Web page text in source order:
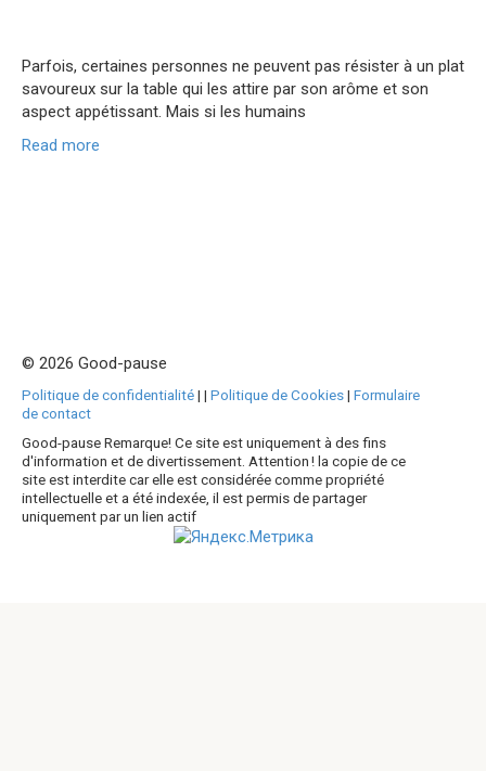
Parfois, certaines personnes ne peuvent pas résister à un plat
savoureux sur la table qui les attire par son arôme et son
aspect appétissant. Mais si les humains
Read more
© 2026 Good-pause
Politique de confidentialité| | Politique de Cookies| Formulaire
de contact
Good-pause Remarque! Ce site est uniquement à des fins
d'information et de divertissement. Attention ! la copie de ce
site est interdite car elle est considérée comme propriété
intellectuelle et a été indexée, il est permis de partager
uniquement par un lien actif